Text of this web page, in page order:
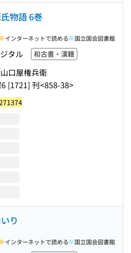
物語 6巻
タル 和古書・漢籍
山口屋権兵衛
[1721] 刊<858-38>
インターネットで読める 国立国会図書館
り
インターネットで読める 国立国会図書館